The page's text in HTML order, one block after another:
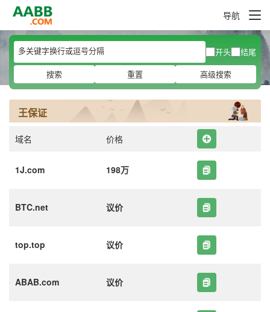
导航
开头
结尾
搜索
重置 高级搜索
王保证
域名 价格
1J.com 198万
BTC.net 议价
top.top 议价
ABAB.com 议价